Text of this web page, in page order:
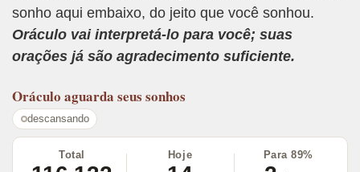
sonho aqui embaixo, do jeito que você sonhou.
Oráculo vai interpretá-lo para você; suas
orações já são agradecimento suficiente.
Oráculo aguarda seus sonhos
descansando
Total Hoje Para 89%